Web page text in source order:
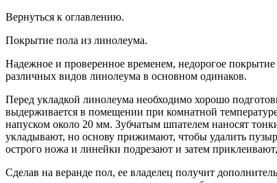
Вернуться к оглавлению.
Покрытие пола из линолеума.
Надежное и проверенное временем, недорогое
различных видов линолеума в основном одинаков.
Перед укладкой линолеума необходимо хорошо
выдерживается в помещении при комнатной
напуском около 20 мм. Зубчатым шпателем наносят
укладывают, но основу прижимают, чтобы удалить
острого ножа и линейки подрезают и затем
Сделав на веранде пол, ее владелец получит